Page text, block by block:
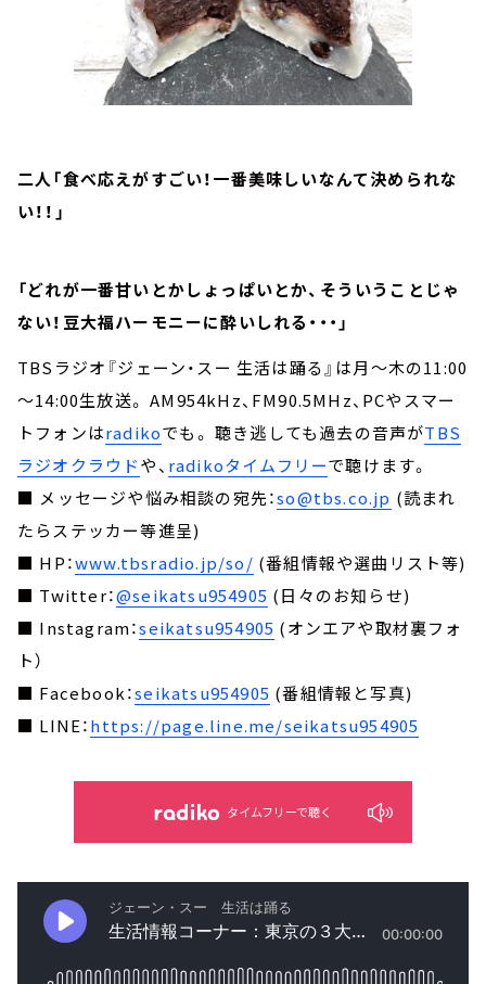
二人「食べ応えがすごい！一番美味しいなんて決められな
い！！」
「どれが一番甘いとかしょっぱいとか、そういうことじゃ
ない！豆大福ハーモニーに酔いしれる・・・」
TBSラジオ『ジェーン・スー 生活は踊る』は月～木の11:00
～14:00生放送。 AM954kHz、FM90.5MHz、PCやスマー
トフォンはradikoでも。 聴き逃しても過去の音声がTBS
ラジオクラウドや、 radikoタイムフリーで聴けます。
■ メッセージや悩み相談の宛先：so@tbs.co.jp (読まれ
たらステッカー等進呈)
■ HP：www.tbsradio.jp/so/ (番組情報や選曲リスト等)
■ Twitter：@seikatsu954905 (日々のお知らせ)
■ Instagram：seikatsu954905 (オンエアや取材裏フォ
ト）
■ Facebook：seikatsu954905 (番組情報と写真)
■ LINE：https://page.line.me/seikatsu954905
タイムフリーで聴く